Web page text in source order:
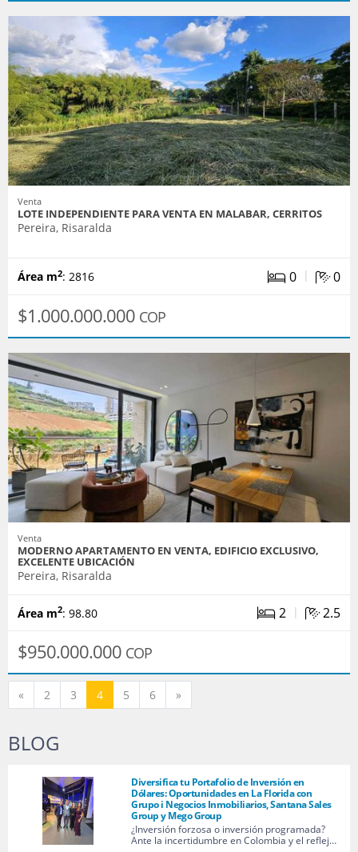
Venta
LOTE INDEPENDIENTE PARA VENTA EN MALABAR, CERRITOS
Pereira, Risaralda
Área m2: 2816 0 | 0
$1.000.000.000 COP
Venta
MODERNO APARTAMENTO EN VENTA, EDIFICIO EXCLUSIVO,
EXCELENTE UBICACIÓN
Pereira, Risaralda
Área m2: 98.80 2 | 2.5
$950.000.000 COP
« Anterior
2 3 4 5 6 »
BLOG
Diversifica tu Portafolio de Inversión en
Dólares: Oportunidades en La Florida con
Grupo i Negocios Inmobiliarios, Santana Sales
Group y Mego Group
¿Inversión forzosa o inversión programada?
Ante la incertidumbre en Colombia y el reflej…